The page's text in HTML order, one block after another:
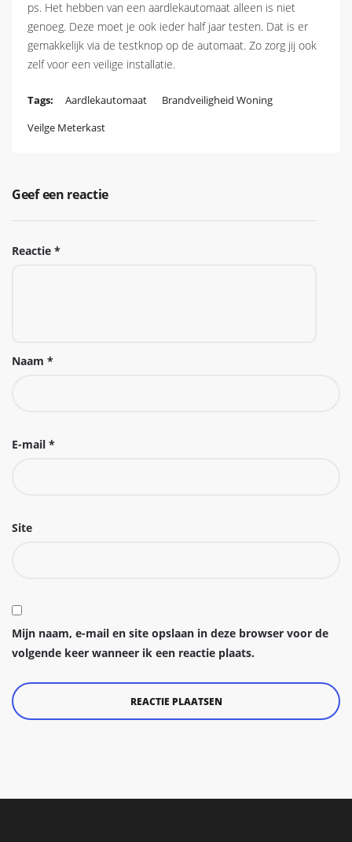
ps. Het hebben van een aardlekautomaat alleen is niet
genoeg. Deze moet je ook ieder half jaar testen. Dat is er
gemakkelijk via de testknop op de automaat. Zo zorg jij ook
zelf voor een veilige installatie.
Tags: Aardlekautomaat
Brandveiligheid Woning
Veilge Meterkast
Geef een reactie
Reactie *
Naam *
E-mail *
Site
Mijn naam, e-mail en site opslaan in deze browser voor de
volgende keer wanneer ik een reactie plaats.